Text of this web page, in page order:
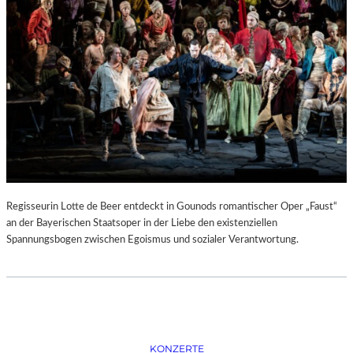
–
K
Ü
N
S
T
L
E
R
,
T
M
Regisseurin Lotte de Beer entdeckt in Gounods romantischer Oper „Faust“
an der Bayerischen Staatsoper in der Liebe den existenziellen
Spannungsbogen zwischen Egoismus und sozialer Verantwortung.
KONZERTE